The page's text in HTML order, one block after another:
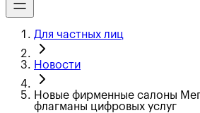
Для частных лиц
Новости
Новые фирменные салоны
флагманы цифровых услуг